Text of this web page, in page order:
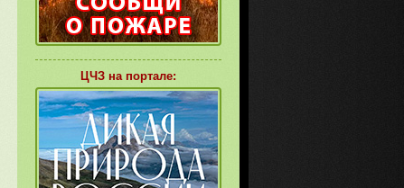
ЦЧЗ на портале: